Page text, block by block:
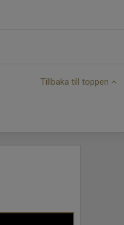
Tillbaka till toppen